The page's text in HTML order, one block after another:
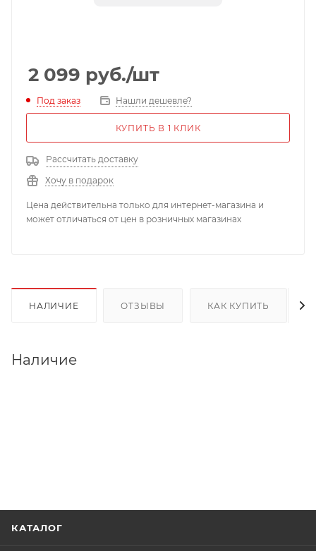
2 099 руб./шт
Под заказ Нашли дешевле?
КУПИТЬ В 1 КЛИК
Рассчитать доставку
Хочу в подарок
Цена действительна только для интернет-магазина и
может отличаться от цен в розничных магазинах
НАЛИЧИЕ ОТЗЫВЫ КАК КУПИТЬ
Наличие
КАТАЛОГ